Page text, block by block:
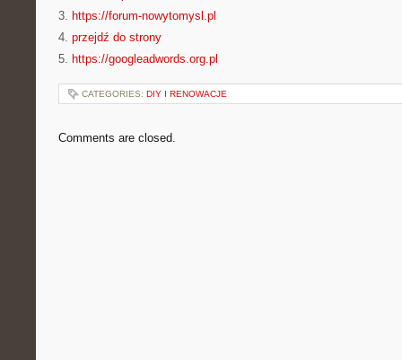
3. https://forum-nowytomysl.pl
4. przejdź do strony
5. https://googleadwords.org.pl
CATEGORIES: DIY I RENOWACJE
Comments are closed.